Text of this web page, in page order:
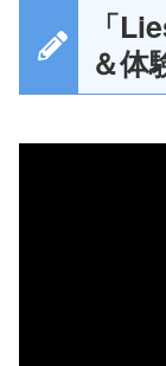
「
＆体